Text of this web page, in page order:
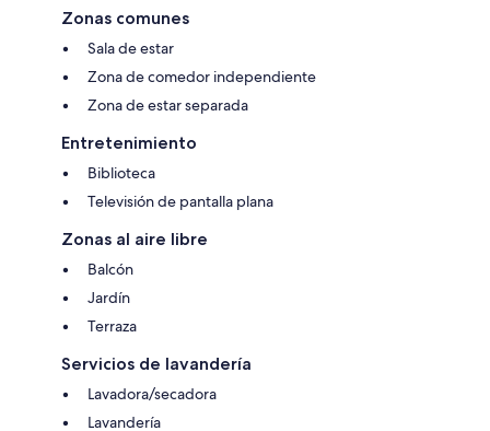
Zonas comunes
Sala de estar
Zona de comedor independiente
Zona de estar separada
Entretenimiento
Biblioteca
Televisión de pantalla plana
Zonas al aire libre
Balcón
Jardín
Terraza
Servicios de lavandería
Lavadora/secadora
Lavandería